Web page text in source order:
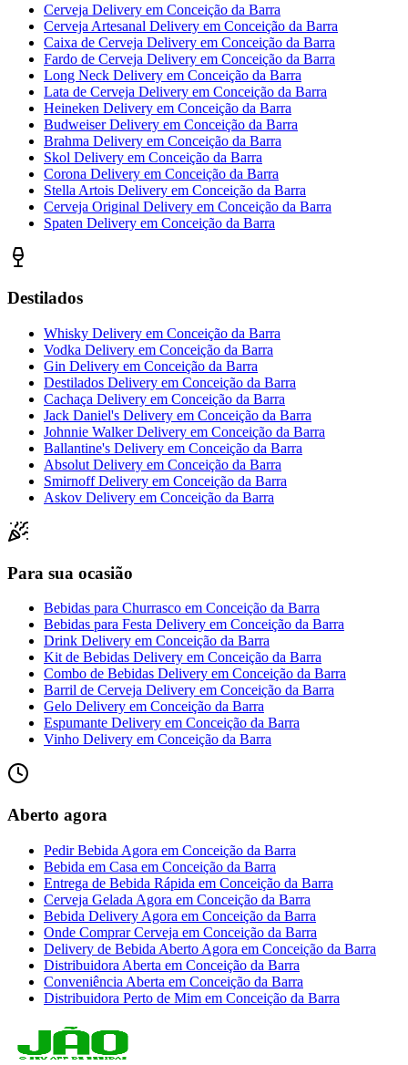
Cerveja Delivery em Conceição da Barra
Cerveja Artesanal Delivery em Conceição da Barra
Caixa de Cerveja Delivery em Conceição da Barra
Fardo de Cerveja Delivery em Conceição da Barra
Long Neck Delivery em Conceição da Barra
Lata de Cerveja Delivery em Conceição da Barra
Heineken Delivery em Conceição da Barra
Budweiser Delivery em Conceição da Barra
Brahma Delivery em Conceição da Barra
Skol Delivery em Conceição da Barra
Corona Delivery em Conceição da Barra
Stella Artois Delivery em Conceição da Barra
Cerveja Original Delivery em Conceição da Barra
Spaten Delivery em Conceição da Barra
Destilados
Whisky Delivery em Conceição da Barra
Vodka Delivery em Conceição da Barra
Gin Delivery em Conceição da Barra
Destilados Delivery em Conceição da Barra
Cachaça Delivery em Conceição da Barra
Jack Daniel's Delivery em Conceição da Barra
Johnnie Walker Delivery em Conceição da Barra
Ballantine's Delivery em Conceição da Barra
Absolut Delivery em Conceição da Barra
Smirnoff Delivery em Conceição da Barra
Askov Delivery em Conceição da Barra
Para sua ocasião
Bebidas para Churrasco em Conceição da Barra
Bebidas para Festa Delivery em Conceição da Barra
Drink Delivery em Conceição da Barra
Kit de Bebidas Delivery em Conceição da Barra
Combo de Bebidas Delivery em Conceição da Barra
Barril de Cerveja Delivery em Conceição da Barra
Gelo Delivery em Conceição da Barra
Espumante Delivery em Conceição da Barra
Vinho Delivery em Conceição da Barra
Aberto agora
Pedir Bebida Agora em Conceição da Barra
Bebida em Casa em Conceição da Barra
Entrega de Bebida Rápida em Conceição da Barra
Cerveja Gelada Agora em Conceição da Barra
Bebida Delivery Agora em Conceição da Barra
Onde Comprar Cerveja em Conceição da Barra
Delivery de Bebida Aberto Agora em Conceição da Barra
Distribuidora Aberta em Conceição da Barra
Conveniência Aberta em Conceição da Barra
Distribuidora Perto de Mim em Conceição da Barra